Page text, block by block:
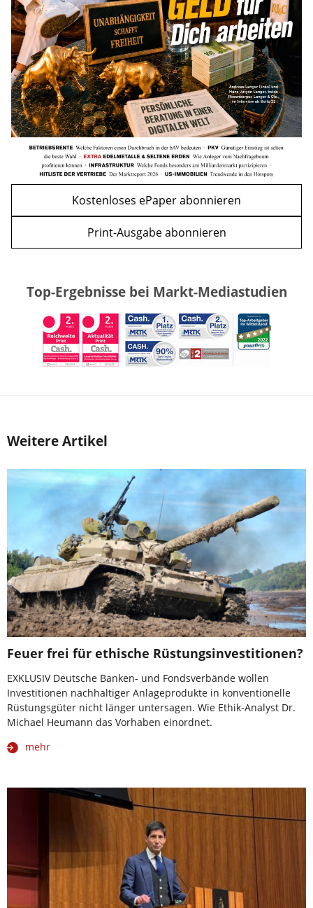
WEITERE ARTIKEL
zurückweiter
Familien geplant
mehr
Kostenloses ePaper abonnieren
Print-Ausgabe abonnieren
Top-Ergebnisse bei Markt-Mediastudien
Weitere Artikel
Feuer frei für ethische Rüstungsinvestitionen?
EXKLUSIV Deutsche Banken- und Fondsverbände wollen
Investitionen nachhaltiger Anlageprodukte in konventionelle
Rüstungsgüter nicht länger untersagen. Wie Ethik-Analyst Dr.
Michael Heumann das Vorhaben einordnet.
mehr